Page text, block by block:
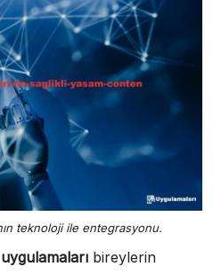
teknoloji ile entegrasyonu.
uygulamaları bireylerin